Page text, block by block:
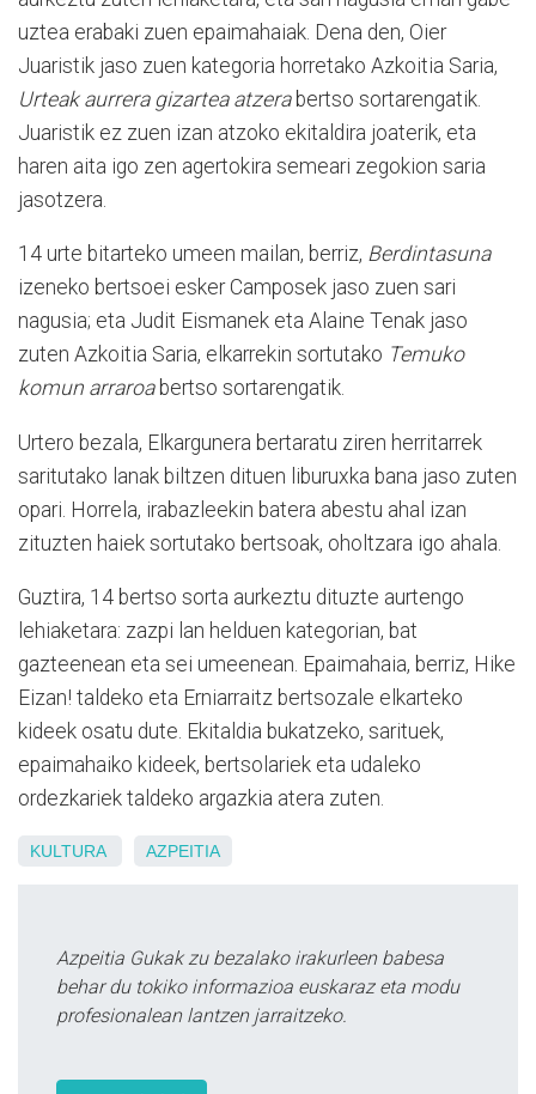
uztea erabaki zuen epaimahaiak. Dena den, Oier
Juaristik jaso zuen kategoria horretako Azkoitia Saria,
Urteak aurrera gizartea atzerabertso sortarengatik.
Juaristik ez zuen izan atzoko ekitaldira joaterik, eta
haren aita igo zen agertokira semeari zegokion saria
jasotzera.
14 urte bitarteko umeen mailan, berriz, Berdintasuna
izeneko bertsoei esker Camposek jaso zuen sari
nagusia; eta Judit Eismanek eta Alaine Tenak jaso
zuten Azkoitia Saria, elkarrekin sortutako Temuko
komun arraroabertso sortarengatik.
Urtero bezala, Elkargunera bertaratu ziren herritarrek
saritutako lanak biltzen dituen liburuxka bana jaso zuten
opari. Horrela, irabazleekin batera abestu ahal izan
zituzten haiek sortutako bertsoak, oholtzara igo ahala.
Guztira, 14 bertso sorta aurkeztu dituzte aurtengo
lehiaketara: zazpi lan helduen kategorian, bat
gazteenean eta sei umeenean. Epaimahaia, berriz, Hike
Eizan! taldeko eta Erniarraitz bertsozale elkarteko
kideek osatu dute. Ekitaldia bukatzeko, sarituek,
epaimahaiko kideek, bertsolariek eta udaleko
ordezkariek taldeko argazkia atera zuten.
KULTURA AZPEITIA
Azpeitia Gukak zu bezalako irakurleen babesa
behar du tokiko informazioa euskaraz eta modu
profesionalean lantzen jarraitzeko.